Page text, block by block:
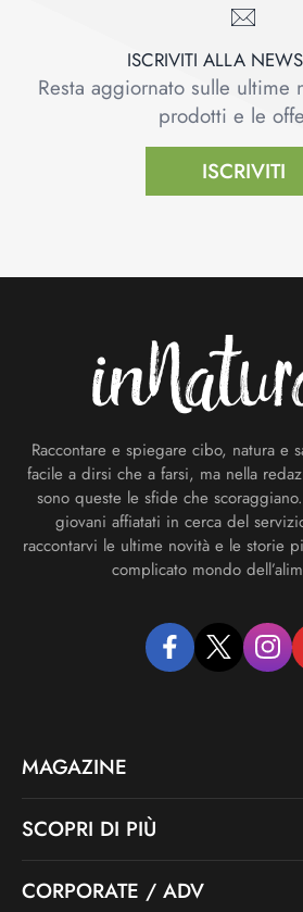
ISCRIVITI ALLA
Resta aggiornato sulle
prodotti e le
ISCRIVITI
Raccontare e spiegare cibo, natura e
facile a dirsi che a farsi, ma nella
sono queste le sfide che
giovani affiatati in cerca del
raccontarvi le ultime novità e le storie
complicato mondo
facebooktwitter
MAGAZINE
SCOPRI DI PIÙ
CORPORATE / ADV